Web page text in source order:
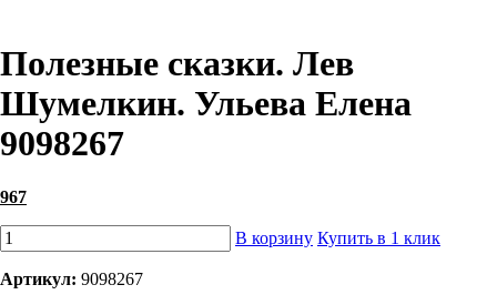
Полезные сказки. Лев
Шумелкин. Ульева Елена
9098267
967
В корзину Купить в 1 клик
Артикул: 9098267